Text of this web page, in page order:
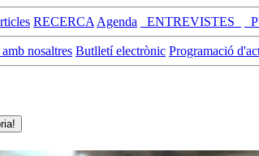
RECERCA Agenda _ENTREVISTES_
nosaltres Butlletí electrònic Programació